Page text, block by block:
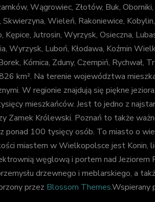
Wągrowiec, Złotów, Buk, Oborniki,
Wieleń, Rakoniewice,
Kępice, Jutrosin, Wyrzysk, Osieczna,
Wyrzysk, Luboń, Kłodawa, Koźmin
Kórnica, Zduny, Czempiń, Rychwał,
km². Na terenie województwa
W regionie znajdują się piękne
mieszkańców. Jest to jedno z
Zamek Królewski. Poznań to także
100 tysięcy osób. To miasto o
miastem w Wielkopolsce jest Konin,
węglową i portem nad Jeziorem
drzewnego i meblarskiego, a
przez Blossom Themes.Wspierany